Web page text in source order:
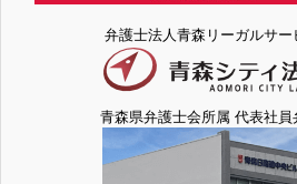
弁護士法人青森リーガルサ
青森県弁護士会所属 代表社